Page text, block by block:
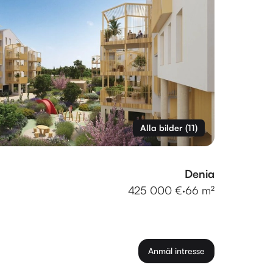
Alla bilder(11)
Denia
425 000 €·66 m²
Anmäl intresse